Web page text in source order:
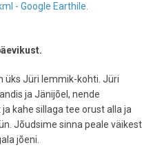
- Google Earthile.
üks Jüri lemmik-kohti. Jüri
ja Jänijõel, nende
kahe sillaga tee orust alla ja
Jõudsime sinna peale väikest
jõeni.